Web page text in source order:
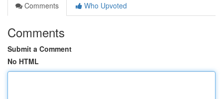
Comments
Who Upvoted
Comments
Submit a Comment
No HTML